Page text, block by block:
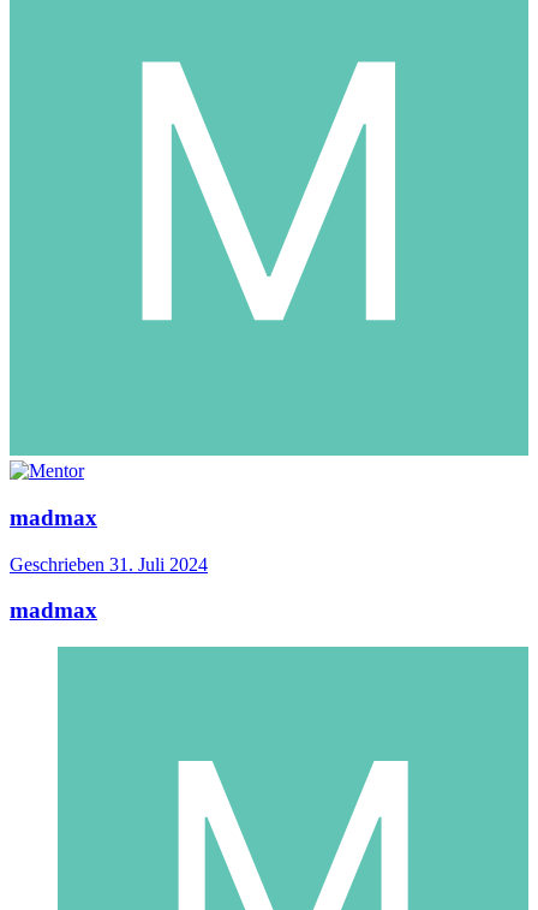
madmax
Geschrieben 31. Juli 2024
madmax